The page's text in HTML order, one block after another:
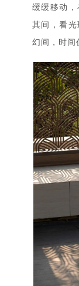
缓缓移动
其间，看
幻间，时间